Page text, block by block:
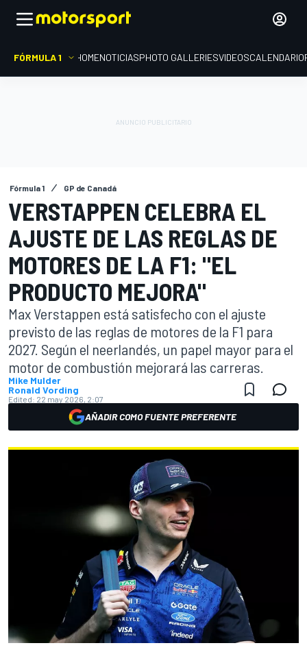
FÓRMULA 1 HOMENOTICIASPHOTO GALLERIESVIDEOSCALENDARIO
Fórmula 1 GP de Canadá
VERSTAPPEN CELEBRA EL
AJUSTE DE LAS REGLAS DE
MOTORES DE LA F1: "EL
PRODUCTO MEJORA"
Max Verstappen está satisfecho con el ajuste
previsto de las reglas de motores de la F1 para
2027. Según el neerlandés, un papel mayor para el
motor de combustión mejorará las carreras.
Mike Mulder
Ronald Vording
Edited: 22 may 2026, 2:07
AÑADIR COMO FUENTE PREFERENTE